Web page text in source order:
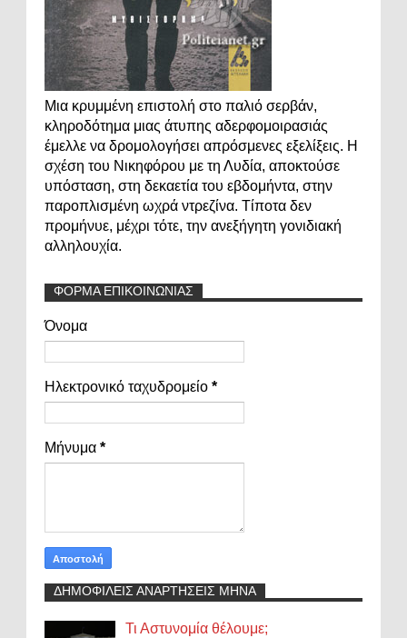
Μια κρυμμένη επιστολή στο παλιό σερβάν,
κληροδότημα μιας άτυπης αδερφομοιρασιάς
έμελλε να δρομολογήσει απρόσμενες εξελίξεις. Η
σχέση του Νικηφόρου με τη Λυδία, αποκτούσε
υπόσταση, στη δεκαετία του εβδομήντα, στην
παροπλισμένη ωχρά ντρεζίνα. Τίποτα δεν
προμήνυε, μέχρι τότε, την ανεξήγητη γονιδιακή
αλληλουχία.
ΦΟΡΜΑ ΕΠΙΚΟΙΝΩΝΙΑΣ
Όνομα
Ηλεκτρονικό ταχυδρομείο *
Μήνυμα *
ΔΗΜΟΦΙΛΕΙΣ ΑΝΑΡΤΗΣΕΙΣ ΜΗΝΑ
Τι Αστυνομία θέλουμε;